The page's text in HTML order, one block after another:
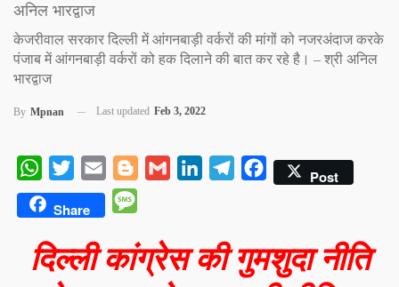
अनिल भारद्वाज
केजरीवाल सरकार दिल्ली में आंगनबाड़ी वर्करों की मांगों को नजरअंदाज करके
पंजाब में आंगनबाड़ी वर्करों को हक दिलाने की बात कर रहे है। – श्री अनिल
भारद्वाज
By Mpnan Last updated Feb 3, 2022
WhatsApp
Twitter Email BloggerGmail LinkedInTelegramFacebookPost
Share
दिल्ली कांग्रेस की गुमशुदा नीति